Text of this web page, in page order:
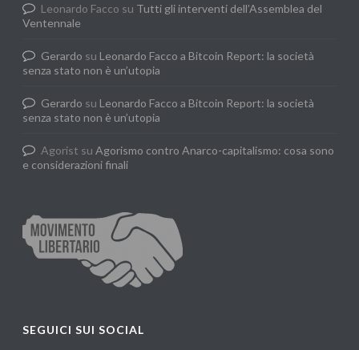
Leonardo Facco su Tutti gli interventi dell’Assemblea del
Ventennale
Gerardo su Leonardo Facco a Bitcoin Report: la società
senza stato non è un’utopia
Gerardo su Leonardo Facco a Bitcoin Report: la società
senza stato non è un’utopia
Agorist suAgorismo contro Anarco-capitalismo: cosa sono
e considerazioni finali
SEGUICI SUI SOCIAL